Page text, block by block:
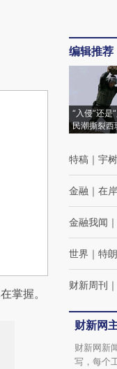
掌握。
编辑推荐
“入侵”还是
民潮撕裂西
特稿 ｜ 宇
金融 ｜ 在
金融我闻 ｜
世界 ｜ 特
财新周刊 ｜
财新网
财新网新
写，每个